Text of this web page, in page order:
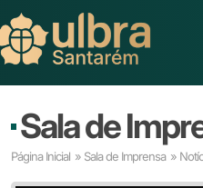
Sala de
Página Inicial » Sala de Imprensa »